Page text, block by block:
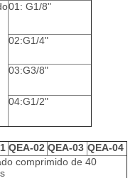
01: G1/8"
02:G1/4"
03:G3/8"
04:G1/2"
QEA-02 QEA-03 QEA-04
comprimido de 40